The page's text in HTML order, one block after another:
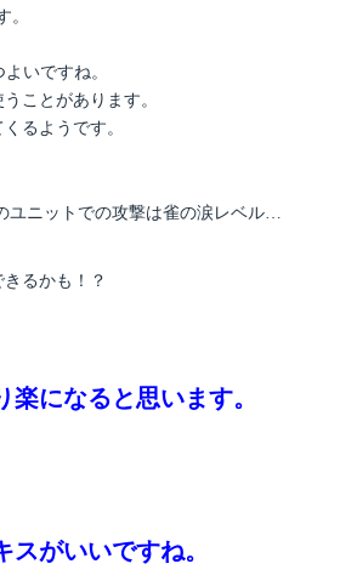
。
いですね。
ことがあります。
るようです。
ユニットでの攻撃は雀の涙レベル…
るかも！？
になると思います。
がいいですね。